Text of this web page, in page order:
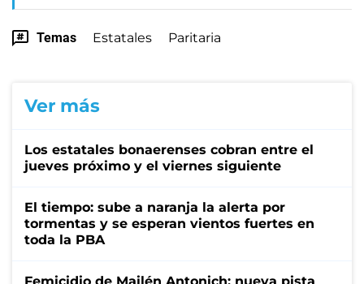
Temas Estatales Paritaria
Ver más
Los estatales bonaerenses cobran entre el
jueves próximo y el viernes siguiente
El tiempo: sube a naranja la alerta por
tormentas y se esperan vientos fuertes en
toda la PBA